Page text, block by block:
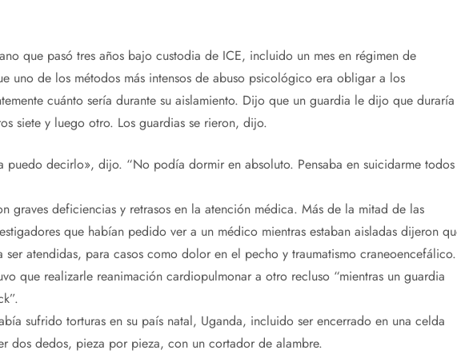
que pasó tres años bajo custodia de ICE, incluido un mes en régimen de
uno de los métodos más intensos de abuso psicológico era obligar a los
cuánto sería durante su aislamiento. Dijo que un guardia le dijo que duraría
siete y luego otro. Los guardias se rieron, dijo.
puedo decirlo», dijo. “No podía dormir en absoluto. Pensaba en suicidarme todos
graves deficiencias y retrasos en la atención médica. Más de la mitad de las
que habían pedido ver a un médico mientras estaban aisladas dijeron
ser atendidas, para casos como dolor en el pecho y traumatismo craneoencefálico.
que realizarle reanimación cardiopulmonar a otro recluso “mientras un guardia
sufrido torturas en su país natal, Uganda, incluido ser encerrado en una celda
dos dedos, pieza por pieza, con un cortador de alambre.